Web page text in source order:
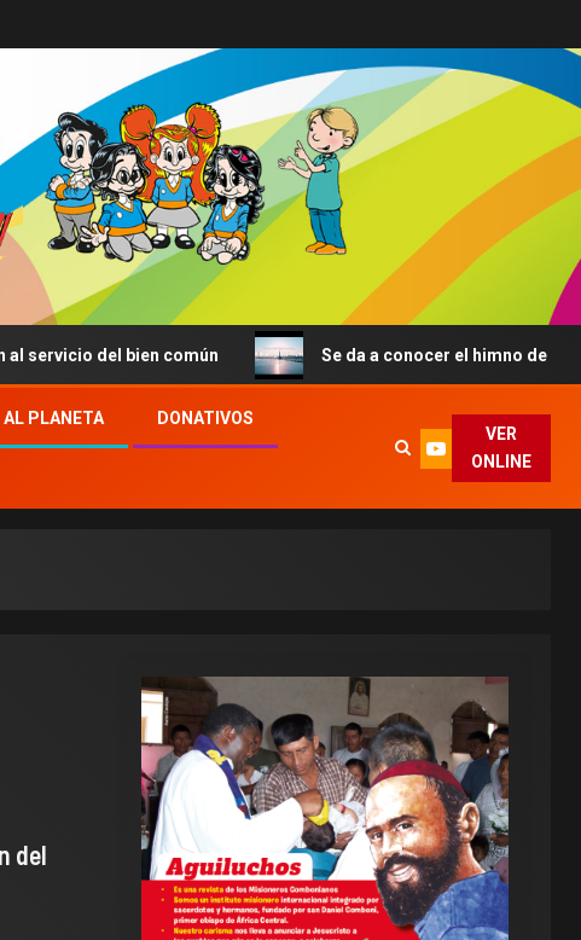
del bien común Se da a conocer el himno de la JMJ
PLANETA DONATIVOS
VER
ONLINE
del